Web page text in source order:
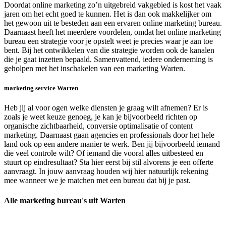
Doordat online marketing zo’n uitgebreid vakgebied is kost het vaak
jaren om het echt goed te kunnen. Het is dan ook makkelijker om
het gewoon uit te besteden aan een ervaren online marketing bureau.
Daarnaast heeft het meerdere voordelen, omdat het online marketing
bureau een strategie voor je opstelt weet je precies waar je aan toe
bent. Bij het ontwikkelen van die strategie worden ook de kanalen
die je gaat inzetten bepaald. Samenvattend, iedere onderneming is
geholpen met het inschakelen van een marketing Warten.
marketing service Warten
Heb jij al voor ogen welke diensten je graag wilt afnemen? Er is
zoals je weet keuze genoeg, je kan je bijvoorbeeld richten op
organische zichtbaarheid, conversie optimalisatie of content
marketing. Daarnaast gaan agencies en professionals door het hele
land ook op een andere manier te werk. Ben jij bijvoorbeeld iemand
die veel controle wilt? Of iemand die vooral alles uitbesteed en
stuurt op eindresultaat? Sta hier eerst bij stil alvorens je een offerte
aanvraagt. In jouw aanvraag houden wij hier natuurlijk rekening
mee wanneer we je matchen met een bureau dat bij je past.
Alle marketing bureau's uit Warten